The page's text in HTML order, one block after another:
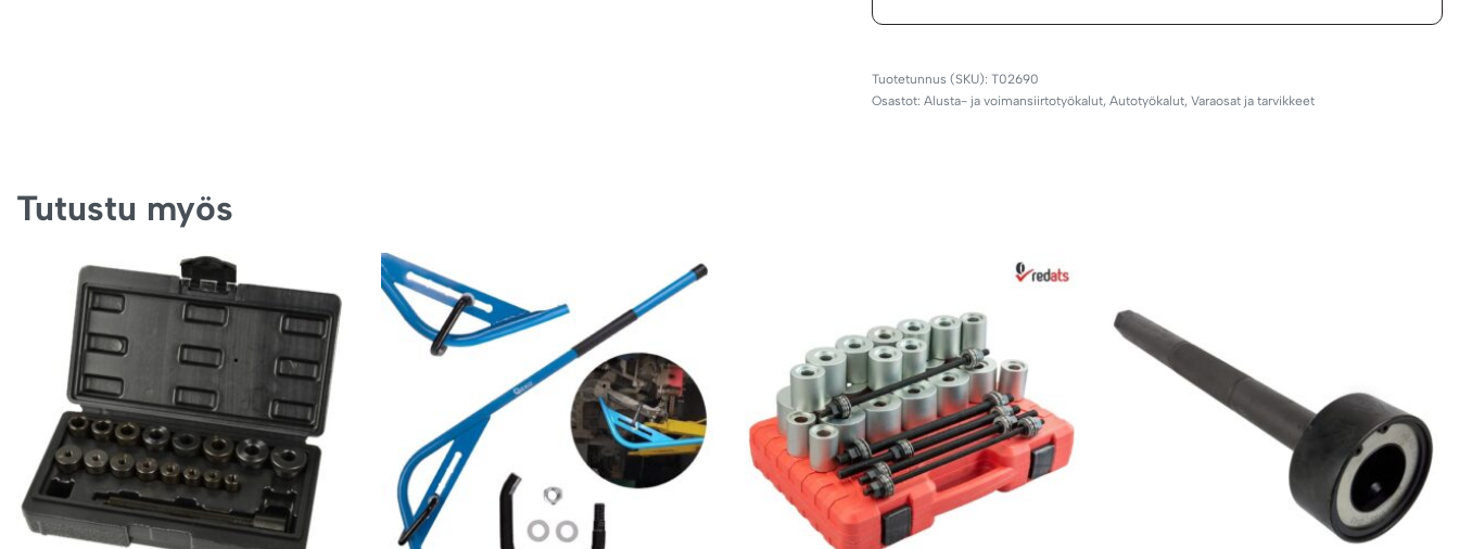
T02690
Osastot:Alusta- ja voimansiirtotyökalut,Autotyökalut,Varaosat ja tarvikkeet
Tutustu myös